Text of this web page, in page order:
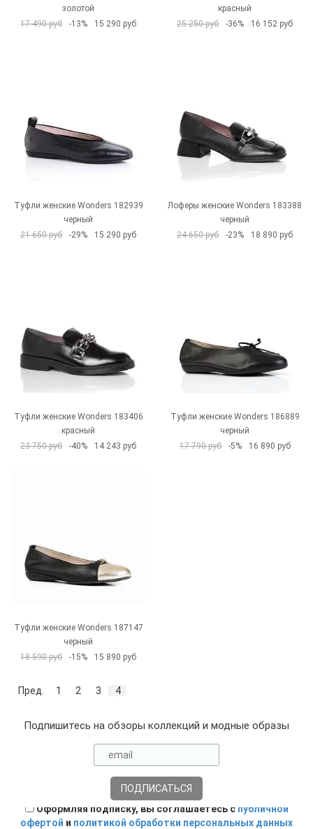
золотой
17 490 руб
-13% 15 290 руб
красный
25 250 руб
-36% 16 152 руб
Туфли женские Wonders 182939
черный
21 650 руб
-29% 15 290 руб
Лоферы женские Wonders 183388
черный
24 650 руб
-23% 18 890 руб
Туфли женские Wonders 183406
красный
23 750 руб
-40% 14 243 руб
Туфли женские Wonders 186889
черный
17 790 руб
-5% 16 890 руб
Туфли женские Wonders 187147
черный
18 590 руб
-15% 15 890 руб
Пред. 1 2 3 4
Подпишитесь на обзоры коллекций и модные образы
Оформляя подписку, вы соглашаетесь с публичной
офертой и политикой обработки персональных данных